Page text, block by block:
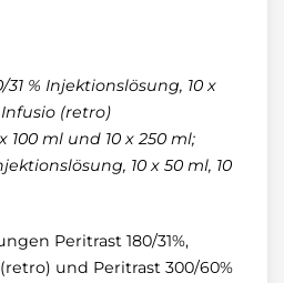
% Injektionslösung, 10 x
Infusio (retro)
100 ml und 10 x 250 ml;
10 x 50 ml, 10
Peritrast 180/31%,
und Peritrast 300/60%